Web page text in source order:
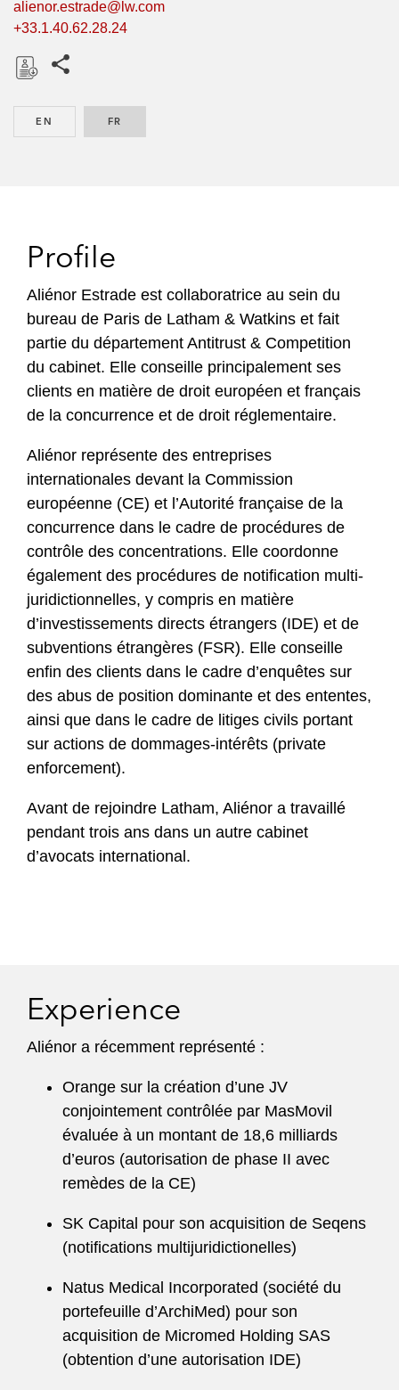
alienor.estrade@lw.com
+33.1.40.62.28.24
w
EN FR
Profile
Aliénor Estrade est collaboratrice au sein du
bureau de Paris de Latham & Watkins et fait
partie du département Antitrust & Competition
du cabinet. Elle conseille principalement ses
clients en matière de droit européen et français
de la concurrence et de droit réglementaire.
Aliénor représente des entreprises
internationales devant la Commission
européenne (CE) et l’Autorité française de la
concurrence dans le cadre de procédures de
contrôle des concentrations. Elle coordonne
également des procédures de notification multi-
juridictionnelles, y compris en matière
d’investissements directs étrangers (IDE) et de
subventions étrangères (FSR). Elle conseille
enfin des clients dans le cadre d’enquêtes sur
des abus de position dominante et des ententes,
ainsi que dans le cadre de litiges civils portant
sur actions de dommages-intérêts (private
enforcement).
Avant de rejoindre Latham, Aliénor a travaillé
pendant trois ans dans un autre cabinet
d’avocats international.
Experience
Aliénor a récemment représenté :
Orange sur la création d’une JV
conjointement contrôlée par MasMovil
évaluée à un montant de 18,6 milliards
d’euros (autorisation de phase II avec
remèdes de la CE)
SK Capital pour son acquisition de Seqens
(notifications multijuridictionelles)
Natus Medical Incorporated (société du
portefeuille d’ArchiMed) pour son
acquisition de Micromed Holding SAS
(obtention d’une autorisation IDE)